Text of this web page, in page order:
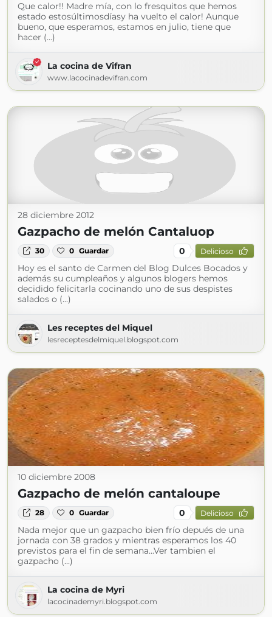
Que calor!! Madre mía, con lo fresquitos que hemos
estado estosúltimosdíasy ha vuelto el calor! Aunque
bueno, que esperamos, estamos en julio, tiene que
hacer (...)
La cocina de Vifran
www.lacocinadevifran.com
28 diciembre 2012
Gazpacho de melón Cantaluop
30 0 Guardar 0 Delicioso
Hoy es el santo de Carmen del Blog Dulces Bocados y
además su cumpleaños y algunos blogers hemos
decidido felicitarla cocinando uno de sus despistes
salados o (...)
Les receptes del Miquel
lesreceptesdelmiquel.blogspot.com
10 diciembre 2008
Gazpacho de melón cantaloupe
28 0 Guardar 0 Delicioso
Nada mejor que un gazpacho bien frío depués de una
jornada con 38 grados y mientras esperamos los 40
previstos para el fin de semana...Ver tambien el
gazpacho (...)
La cocina de Myri
lacocinademyri.blogspot.com